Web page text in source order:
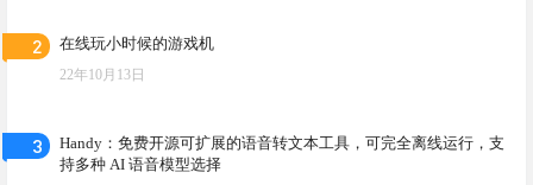
2 在线玩小时候的游戏机
22年10月13日
3
Handy：免费开源可扩展的语音转文本工具，可完全离线运行，支
持多种 AI 语音模型选择